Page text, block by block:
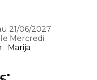
21/06/2027
le Mercredi
: Marija